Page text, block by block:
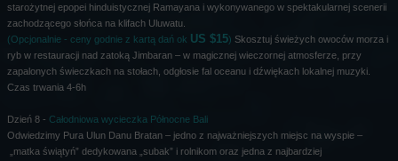
starożytnej epopei hinduistycznej Ramayana i wykonywanego w spektakularnej scenerii
zachodzącego słońca na klifach Uluwatu.
(Opcjonalnie - ceny godnie z kartą dań ok US $15) Skosztuj świeżych owoców morza i
ryb w restauracji nad zatoką Jimbaran – w magicznej wieczornej atmosferze, przy
zapalonych świeczkach na stołach, odgłosie fal oceanu i dźwiękach lokalnej muzyki.
Czas trwania 4-6h
Dzień 8 - Całodniowa wycieczka Północne Bali
Odwiedzimy Pura Ulun Danu Bratan – jedno z najważniejszych miejsc na wyspie –
„matka świątyń” dedykowana „subak” i rolnikom oraz jedna z najbardziej